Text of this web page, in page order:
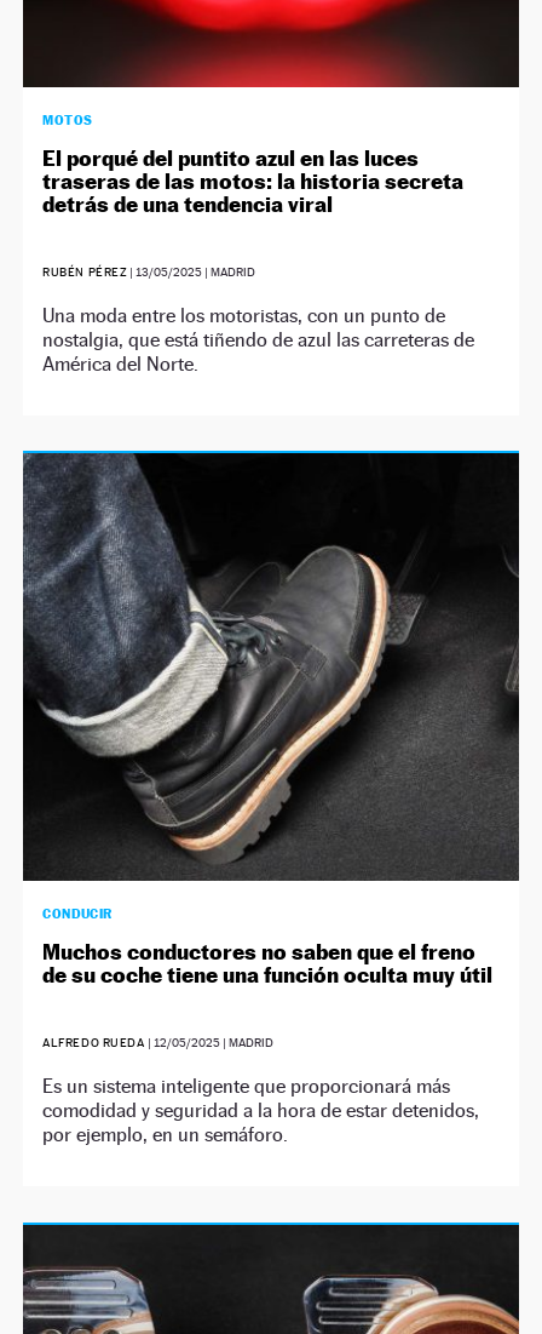
MOTOS
El porqué del puntito azul en las luces
traseras de las motos: la historia secreta
detrás de una tendencia viral
RUBÉN PÉREZ | 13/05/2025 | MADRID
Una moda entre los motoristas, con un punto de
nostalgia, que está tiñendo de azul las carreteras de
América del Norte.
CONDUCIR
Muchos conductores no saben que el freno
de su coche tiene una función oculta muy útil
ALFREDO RUEDA | 12/05/2025| MADRID
Es un sistema inteligente que proporcionará más
comodidad y seguridad a la hora de estar detenidos,
por ejemplo, en un semáforo.